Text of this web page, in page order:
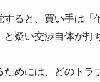
すると、買い手は「
疑い交渉自体が打
ためには、どのトラ